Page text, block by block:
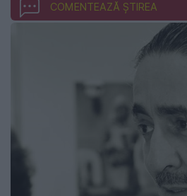
COMENTEAZĂ ȘTIREA